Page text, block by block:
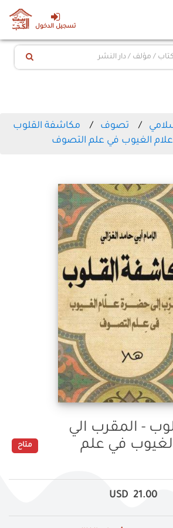
تسجيل الدخول
تصوف
مكاشفة القلوب
الغيوب في علم التصوف
- المقرب الي
في علم
متاح
21.00
USD